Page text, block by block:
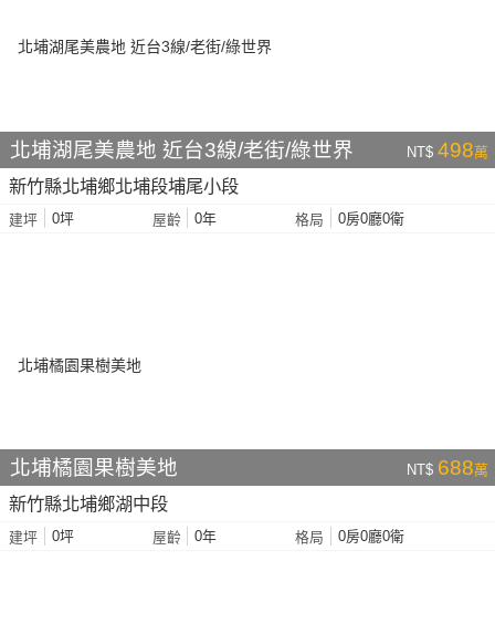
北埔湖尾美農地 近台3線/老街/綠世界 NT$ 498萬
新竹縣北埔鄉北埔段埔尾小段
建坪 0坪 屋齡 0年 格局 0房0廳0衛
北埔橘園果樹美地 NT$ 688萬
新竹縣北埔鄉湖中段
建坪 0坪 屋齡 0年 格局 0房0廳0衛